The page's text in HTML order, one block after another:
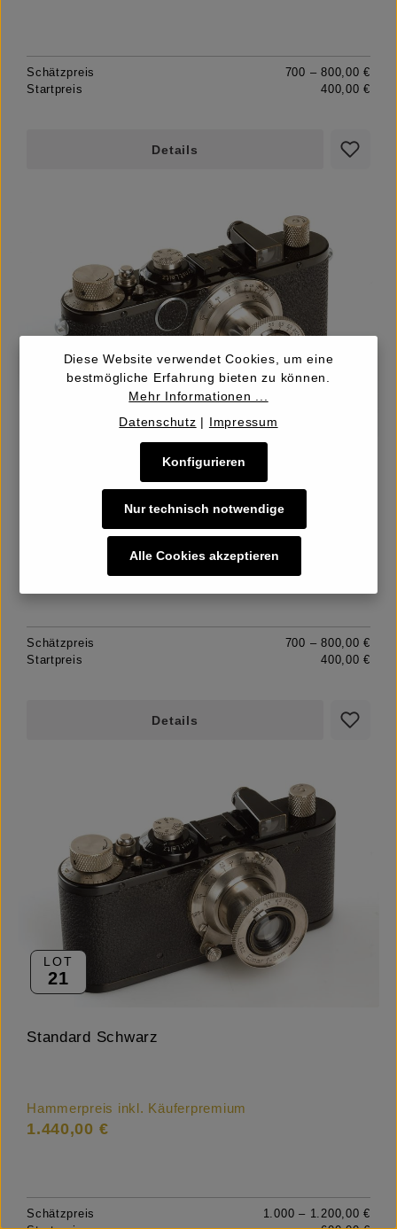
Schätzpreis
700 – 800,00 €
Startpreis
400,00 €
Details
Standard Schwarz/Nickel
Hammerpreis inkl. Käuferpremium
Schätzpreis
700 – 800,00 €
Startpreis
400,00 €
Details
LOT
21
Standard Schwarz
Hammerpreis inkl. Käuferpremium
1.440,00 €
Schätzpreis
1.000 – 1.200,00 €
Diese Website verwendet Cookies, um eine
bestmögliche Erfahrung bieten zu können.
Mehr Informationen ...
Datenschutz | Impressum
Nur technisch notwendige
Konfigurieren
Alle Cookies akzeptieren